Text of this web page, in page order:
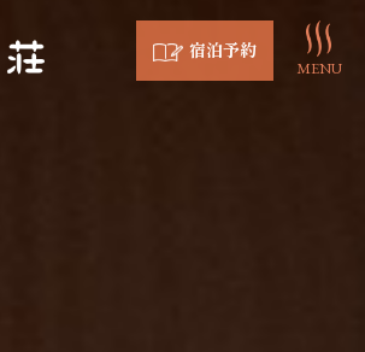
宿泊予約
MENU